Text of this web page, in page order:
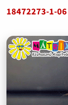
18472273-1-06